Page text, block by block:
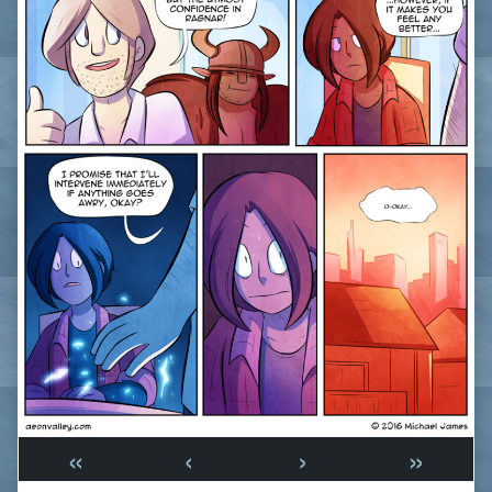
« ‹ › »